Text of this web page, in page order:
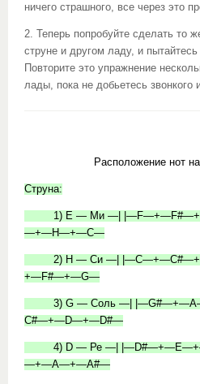
ничего страшного, все через это
2. Теперь попробуйте сделать то
струне и другом ладу, и пытайтесь
Повторите это упражнение
лады, пока не добьетесь звонкого
Расположение нот
Струна:
1) E — Ми —|
—+—H—+—C—
2) H — Си —|
+—F#—+—G—
3) G — Соль —|
C#—+—D—+—D#—
4) D — Ре —|
—+—A—+—A#—